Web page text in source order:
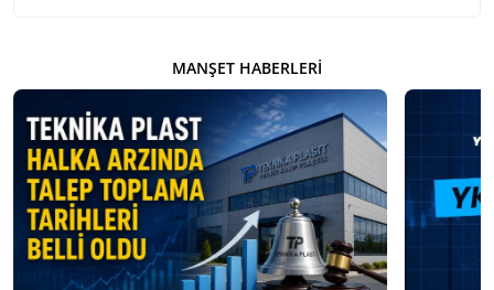
MANŞET HABERLERI